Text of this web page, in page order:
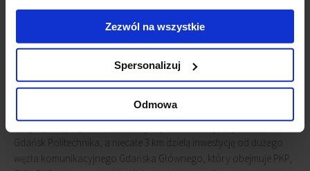
Zezwól na wszystkie
Spersonalizuj
Odmowa
magazynowej (około 2500 mkw.) z rampą, znajdzie się również
rowerownia wraz z szatnią, prysznicami i szafkami dla cyklistów.
Na terenie inwestycji powstanie duży parking naziemny.
Biurowiec jest doskonale położony - w dobrze skomunikowanej,
(przedłużenie Jana z Kolna). Tuż przed wejściem do obiektu
Gdańsk Politechnika, a niecałe 3 km dzielą inwestycję od dużego
węzła komunikacyjnego Gdańska Głównego, który obejmuje PKP,